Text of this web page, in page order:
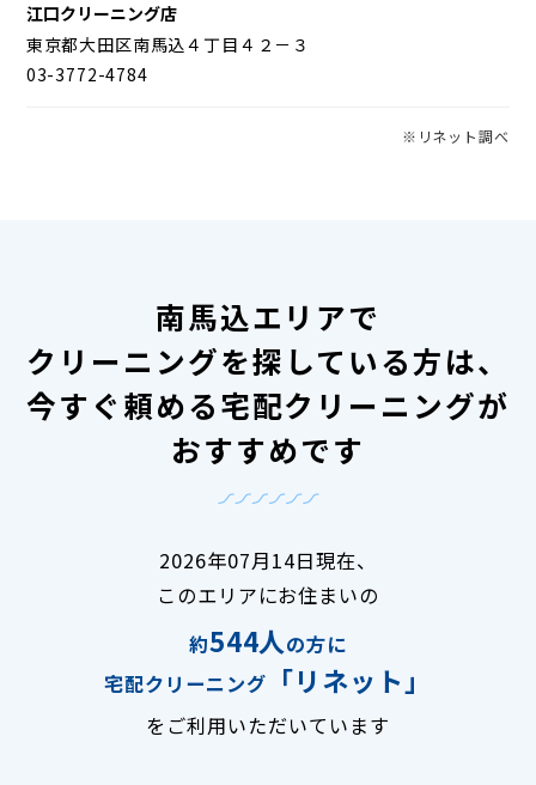
江口クリーニング店
東京都大田区南馬込４丁目４２－３
03-3772-4784
※リネット調べ
南馬込エリアで
クリーニングを探している方は、
今すぐ頼める宅配クリーニングが
おすすめです
2026年07月14日現在、
このエリアにお住まいの
約544人の方に
宅配クリーニング
「リネット」
をご利用いただいています